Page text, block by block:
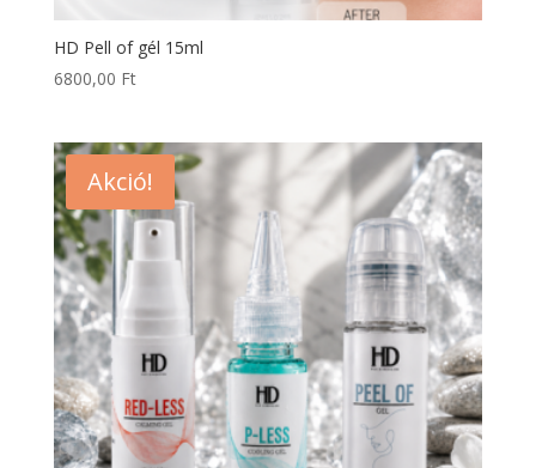
HD Pell of gél 15ml
6800,00 Ft
Akció!